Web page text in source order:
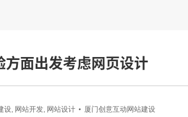
方面出发考虑网页设计
设, 网站开发, 网站设计 厦门创意互动网站建设